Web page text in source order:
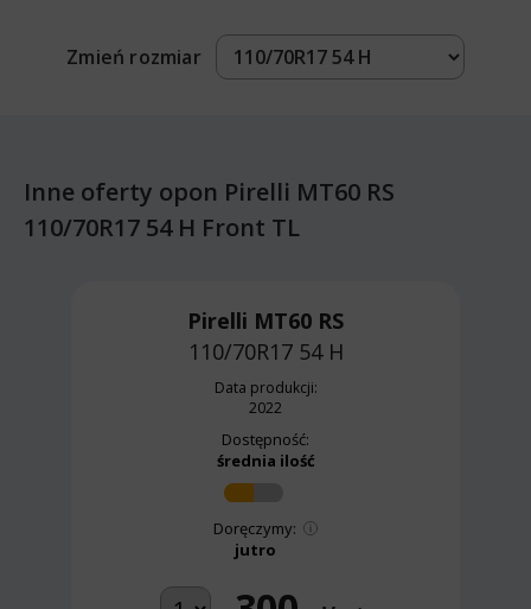
Zmień rozmiar
Inne oferty opon Pirelli MT60 RS
110/70R17 54 H Front TL
Pirelli MT60 RS
110/70R17 54 H
Data produkcji:
2022
Dostępność:
średnia ilość
Doręczymy:
jutro